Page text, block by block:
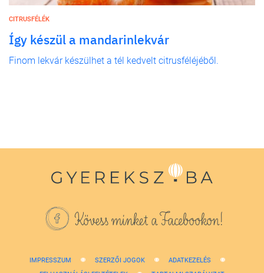
CITRUSFÉLÉK
Így készül a mandarinlekvár
Finom lekvár készülhet a tél kedvelt citrusféléjéből.
Kövess minket a Facebookon!
IMPRESSZUM SZERZŐI JOGOK
ADATKEZELÉS